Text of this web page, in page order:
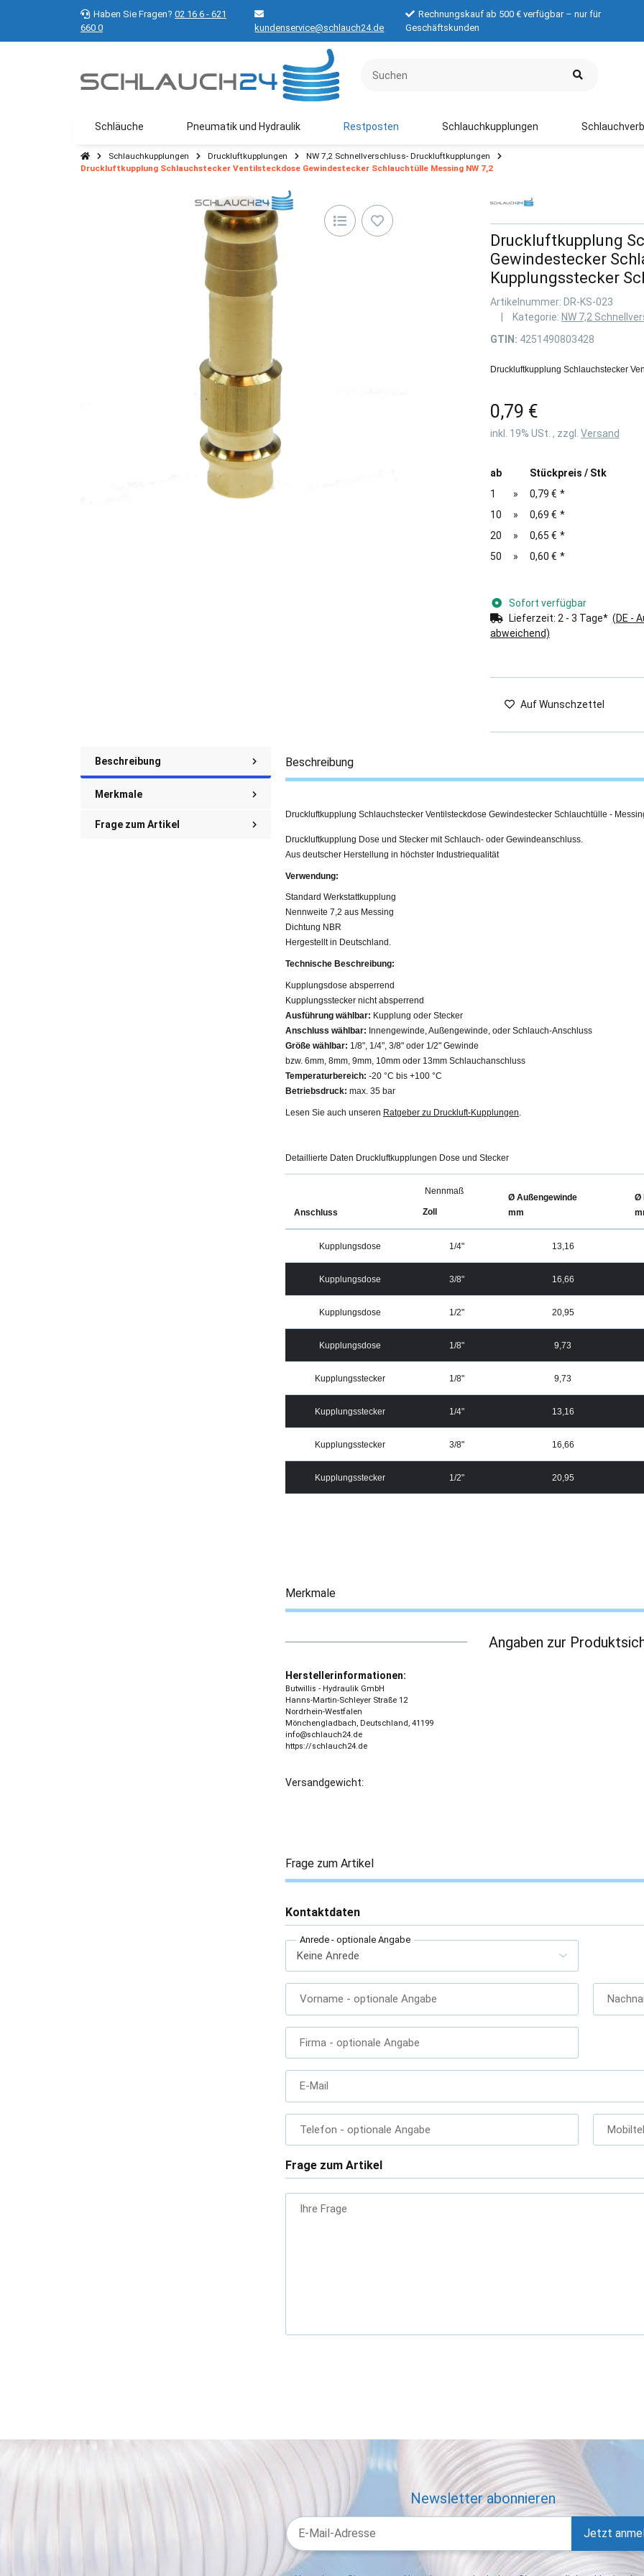
Haben Sie Fragen? 02 16 6 - 621
660 0
kundenservice@schlauch24.de
Rechnungskauf ab 500 € verfügbar – nur für
Geschäftskunden
Schläuche Pneumatik und Hydraulik Restposten Schlauchkupplungen
Schlauchkupplungen Druckluftkupplungen
NW 7,2 Schnellverschluss- Druckluftkupplungen
Druckluftkupplung Schlauchstecker Ventilsteckdose Gewindestecker Schlauchtülle Messing NW 7,2
Druckluftkupplung
Gewindestecker
Kupplungsstecker
Artikelnummer: DR-KS-023
Kategorie: NW 7,2
GTIN: 4251490803428
Druckluftkupplung Schlauchstecker
0,79 €
inkl. 19% USt. , zzgl. Versand
ab
Stückpreis / Stk
1
» 0,79 € *
10
» 0,69 € *
20
» 0,65 € *
50
» 0,60 € *
Sofort verfügbar
Lieferzeit: 2 - 3 Tage* (DE -
abweichend)
Auf Wunschzettel
Beschreibung
Merkmale
Frage zum Artikel
Beschreibung
Druckluftkupplung Schlauchstecker Ventilsteckdose Gewindestecker Schlauchtülle -
Druckluftkupplung Dose und Stecker mit Schlauch- oder Gewindeanschluss.
Aus deutscher Herstellung in höchster Industriequalität
Verwendung:
Standard Werkstattkupplung
Nennweite 7,2 aus Messing
Dichtung NBR
Hergestellt in Deutschland.
Technische Beschreibung:
Kupplungsdose absperrend
Kupplungsstecker nicht absperrend
Ausführung wählbar: Kupplung oder Stecker
Anschluss wählbar: Innengewinde, Außengewinde, oder Schlauch-Anschluss
Größe wählbar: 1/8", 1/4", 3/8" oder 1/2" Gewinde
bzw. 6mm, 8mm, 9mm, 10mm oder 13mm Schlauchanschluss
Temperaturbereich: -20 °C bis +100 °C
Betriebsdruck: max. 35 bar
Lesen Sie auch unseren Ratgeber zu Druckluft-Kupplungen
Detaillierte Daten Druckluftkupplungen Dose und Stecker
Anschluss
Nennmaß
Zoll
Ø Außengewinde
mm
Ø
Kupplungsdose 1/4" 13,16
Kupplungsdose 3/8" 16,66
Kupplungsdose 1/2" 20,95
Kupplungsdose 1/8" 9,73
Kupplungsstecker 1/8" 9,73
Kupplungsstecker 1/4" 13,16
Kupplungsstecker 3/8" 16,66
Kupplungsstecker 1/2" 20,95
Merkmale
Angaben zur
Herstellerinformationen:
Butwillis - Hydraulik GmbH
Hanns-Martin-Schleyer Straße 12
Nordrhein-Westfalen
Mönchengladbach, Deutschland, 41199
info@schlauch24.de
https://schlauch24.de
Versandgewicht:
Frage zum Artikel
Kontaktdaten
Anrede - optionale Angabe
Vorname - optionale Angabe
Firma - optionale Angabe
E-Mail
Telefon - optionale Angabe
Frage zum Artikel
Ihre Frage
Newsletter abonnieren
Jetzt